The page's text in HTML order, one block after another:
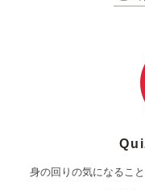
身の回りの気になるこ